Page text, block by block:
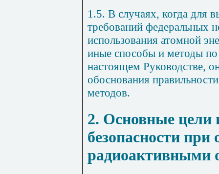
1.5. В случаях, когда для
требований федеральных
использования атомной
иные способы и методы
настоящем Руководстве,
обоснования
методов.
2. Основные
безопасности
радиоактивными